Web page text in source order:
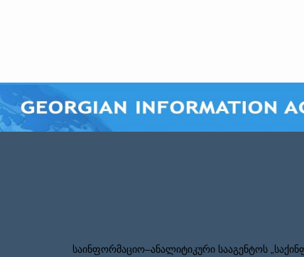
საინფორმაციო–ანალიტიკური სააგენტოს